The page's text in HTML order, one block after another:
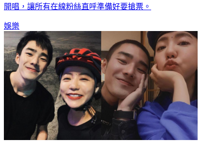
開唱，讓所有在線粉絲直呼準備好要搶票。
娛樂